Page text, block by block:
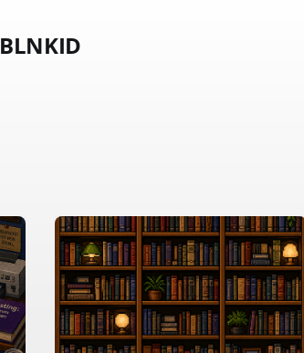
BLNKID